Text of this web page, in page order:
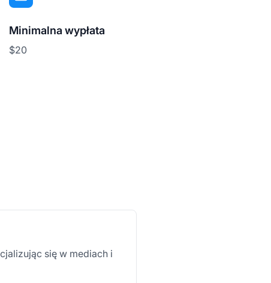
Minimalna wypłata
$20
się w mediach i